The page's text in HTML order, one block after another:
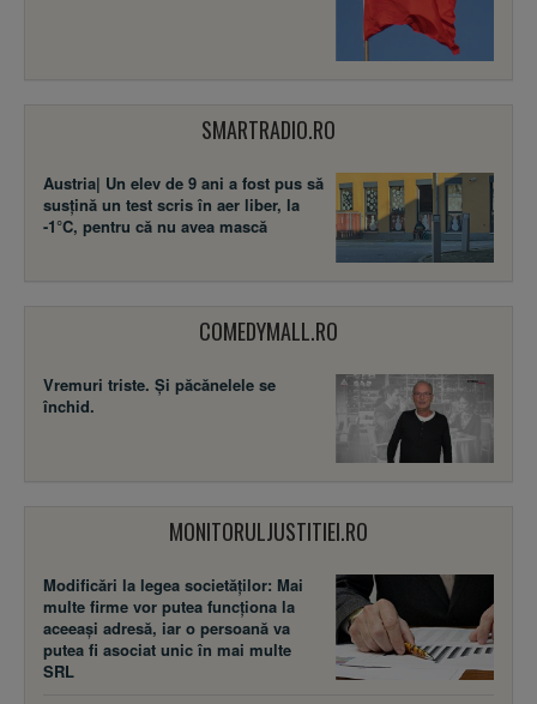
SMARTRADIO.RO
Austria| Un elev de 9 ani a fost pus să
susţină un test scris în aer liber, la
-1°C, pentru că nu avea mască
COMEDYMALL.RO
Vremuri triste. Şi păcănelele se
închid.
MONITORULJUSTITIEI.RO
Modificări la legea societăţilor: Mai
multe firme vor putea funcţiona la
aceeaşi adresă, iar o persoană va
putea fi asociat unic în mai multe
SRL